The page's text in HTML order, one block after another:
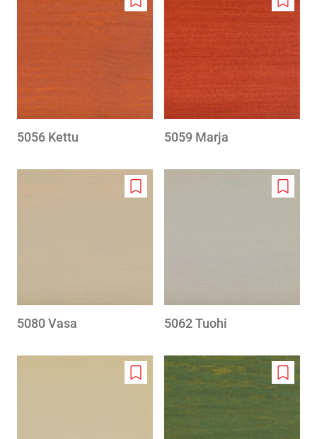
Add
5056 Kettu
Add
5059 Marja
Add
5080 Vasa
Add
5062 Tuohi
Add
Add